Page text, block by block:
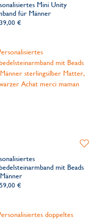
Mini Unity
für Männer
39,00 €
mit Beads
59,00 €
Zur